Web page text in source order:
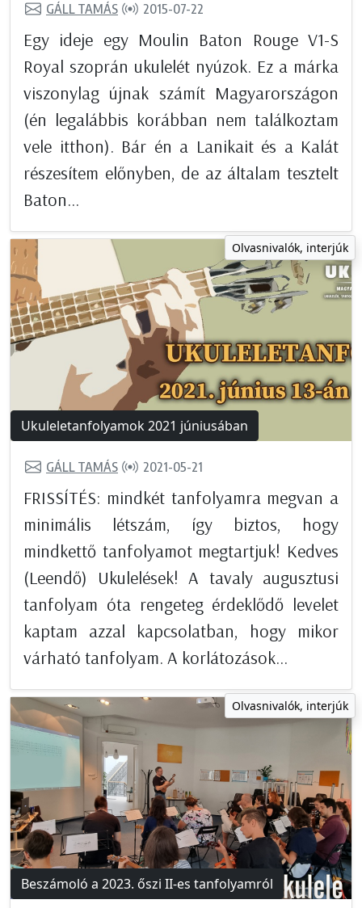
GÁLL TAMÁS 2015-07-22
Egy ideje egy Moulin Baton Rouge V1-S
Royal szoprán ukulelét nyúzok. Ez a márka
viszonylag újnak számít Magyarországon
(én legalábbis korábban nem találkoztam
vele itthon). Bár én a Lanikait és a Kalát
részesítem előnyben, de az általam tesztelt
Baton...
Olvasnivalók, interjúk
Ukuleletanfolyamok 2021 júniusában
GÁLL TAMÁS 2021-05-21
FRISSÍTÉS: mindkét tanfolyamra megvan a
minimális létszám, így biztos, hogy
mindkettő tanfolyamot megtartjuk! Kedves
(Leendő) Ukulelések! A tavaly augusztusi
tanfolyam óta rengeteg érdeklődő levelet
kaptam azzal kapcsolatban, hogy mikor
várható tanfolyam. A korlátozások...
Olvasnivalók, interjúk
Beszámoló a 2023. őszi II-es tanfolyamról